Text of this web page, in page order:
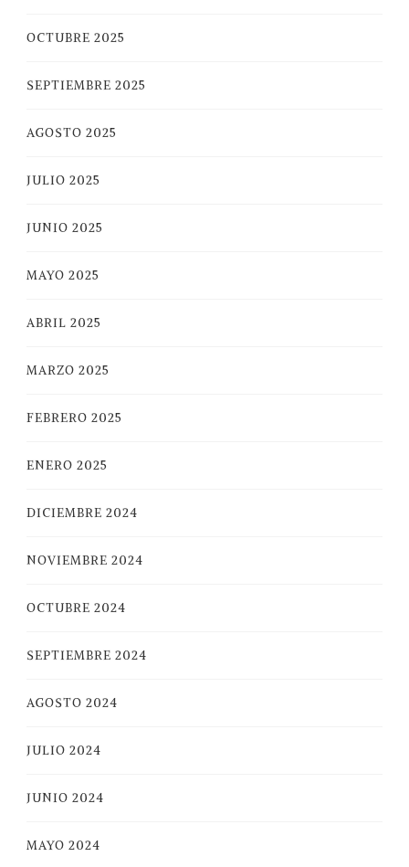
OCTUBRE 2025
SEPTIEMBRE 2025
AGOSTO 2025
JULIO 2025
JUNIO 2025
MAYO 2025
ABRIL 2025
MARZO 2025
FEBRERO 2025
ENERO 2025
DICIEMBRE 2024
NOVIEMBRE 2024
OCTUBRE 2024
SEPTIEMBRE 2024
AGOSTO 2024
JULIO 2024
JUNIO 2024
MAYO 2024